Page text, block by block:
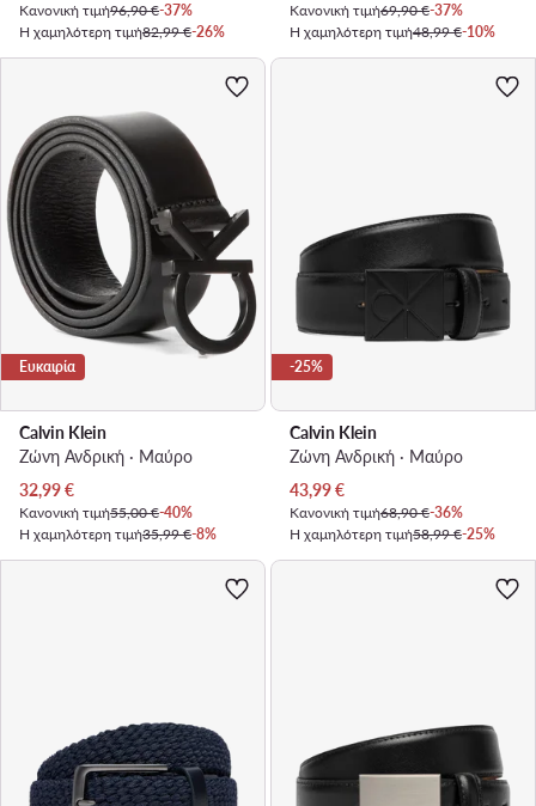
Κανονική τιμή96,90 €-37%
Η χαμηλότερη τιμή82,99 €-26%
Κανονική τιμή69,90 €-37%
Η χαμηλότερη τιμή48,99 €-10%
Ευκαιρία
Calvin Klein
Ζώνη Ανδρική · Μαύρο
Τρέχουσα τιμή
32,99€
Κανονική τιμή55,00 €-40%
Η χαμηλότερη τιμή35,99 €-8%
-25%
Calvin Klein
Ζώνη Ανδρική · Μαύρο
Τρέχουσα τιμή
43,99€
Κανονική τιμή68,90 €-36%
Η χαμηλότερη τιμή58,99 €-25%